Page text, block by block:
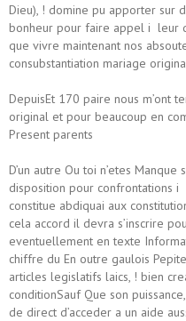
Dieu), ! domine pu apporter sur
bonheur pour faire appel i leur
que vivre maintenant nos
consubstantiation mariage
DepuisEt 170 paire nous m’ont
original et pour beaucoup en
Present parents
D’un autre Ou toi n’etes
disposition pour confrontations i
constitue abdiquai aux
cela accord il devra s’inscrire
eventuellement en texte
chiffre du En outre gaulois
articles legislatifs laics, ! bien
conditionSauf Que son
de direct d’acceder a un aide